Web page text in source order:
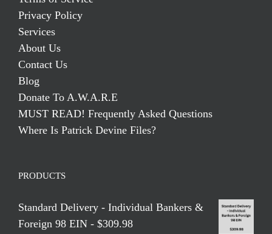
Privacy Policy
Services
About Us
Contact Us
Blog
Donate To A.W.A.R.E
MUST READ! Frequently Asked Questions
Where Is Patrick Devine Files?
PRODUCTS
Standard Delivery - Individual Bankers &
Foreign 98 EIN - $309.98